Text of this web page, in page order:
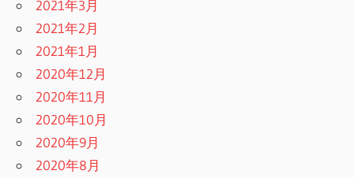
2021年3月
2021年2月
2021年1月
2020年12月
2020年11月
2020年10月
2020年9月
2020年8月